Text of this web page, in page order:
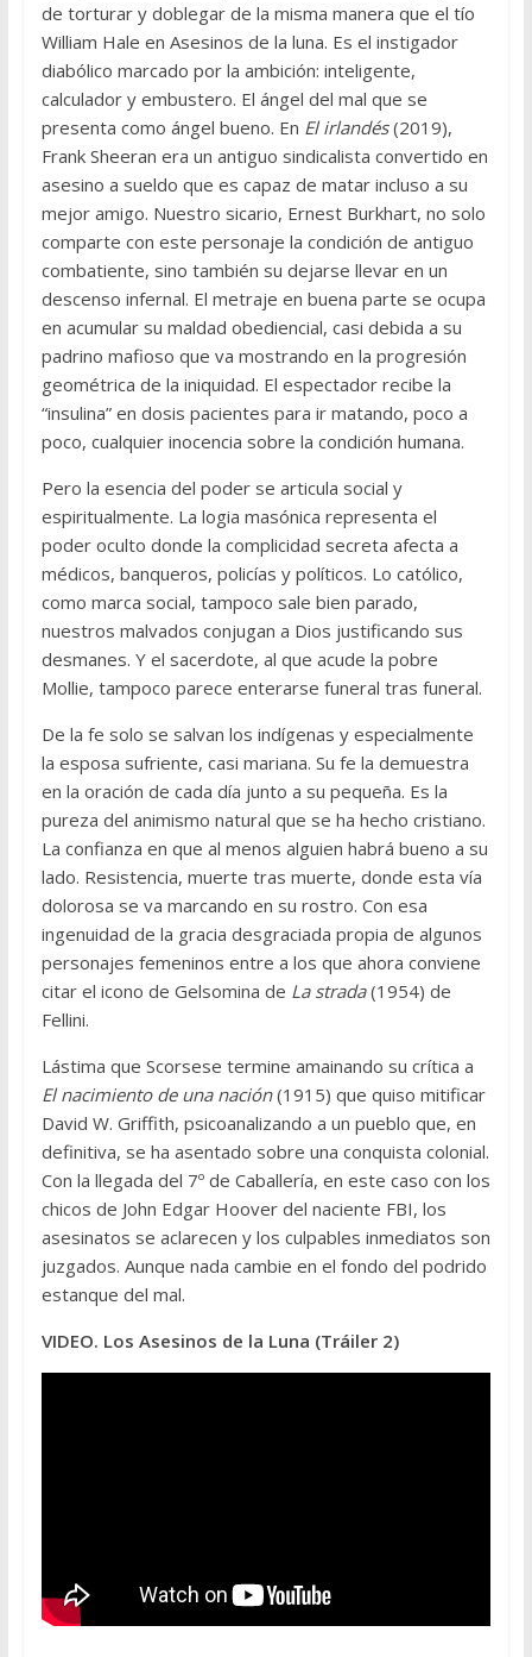
de torturar y doblegar de la misma manera que el tío
William Hale en Asesinos de la luna. Es el instigador
diabólico marcado por la ambición: inteligente,
calculador y embustero. El ángel del mal que se
presenta como ángel bueno. En El irlandés(2019),
Frank Sheeran era un antiguo sindicalista convertido en
asesino a sueldo que es capaz de matar incluso a su
mejor amigo. Nuestro sicario, Ernest Burkhart, no solo
comparte con este personaje la condición de antiguo
combatiente, sino también su dejarse llevar en un
descenso infernal. El metraje en buena parte se ocupa
en acumular su maldad obediencial, casi debida a su
padrino mafioso que va mostrando en la progresión
geométrica de la iniquidad. El espectador recibe la
“insulina” en dosis pacientes para ir matando, poco a
poco, cualquier inocencia sobre la condición humana.
Pero la esencia del poder se articula social y
espiritualmente. La logia masónica representa el
poder oculto donde la complicidad secreta afecta a
médicos, banqueros, policías y políticos. Lo católico,
como marca social, tampoco sale bien parado,
nuestros malvados conjugan a Dios justificando sus
desmanes. Y el sacerdote, al que acude la pobre
Mollie, tampoco parece enterarse funeral tras funeral.
De la fe solo se salvan los indígenas y especialmente
la esposa sufriente, casi mariana. Su fe la demuestra
en la oración de cada día junto a su pequeña. Es la
pureza del animismo natural que se ha hecho cristiano.
La confianza en que al menos alguien habrá bueno a su
lado. Resistencia, muerte tras muerte, donde esta vía
dolorosa se va marcando en su rostro. Con esa
ingenuidad de la gracia desgraciada propia de algunos
personajes femeninos entre a los que ahora conviene
citar el icono de Gelsomina de La strada(1954) de
Fellini.
Lástima que Scorsese termine amainando su crítica a
El nacimiento de una nación(1915) que quiso mitificar
David W. Griffith, psicoanalizando a un pueblo que, en
definitiva, se ha asentado sobre una conquista colonial.
Con la llegada del 7º de Caballería, en este caso con los
chicos de John Edgar Hoover del naciente FBI, los
asesinatos se aclarecen y los culpables inmediatos son
juzgados. Aunque nada cambie en el fondo del podrido
estanque del mal.
VIDEO. Los Asesinos de la Luna (Tráiler 2)